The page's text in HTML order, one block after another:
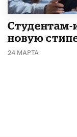
Студентам-
новую
24 МАРТА